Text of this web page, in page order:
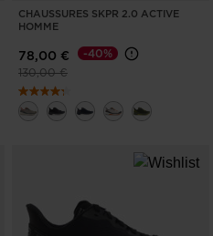
CHAUSSURES SKPR 2.0 ACTIVE
HOMME
78,00 €
Prix réduit de
130,00 €à
-40%